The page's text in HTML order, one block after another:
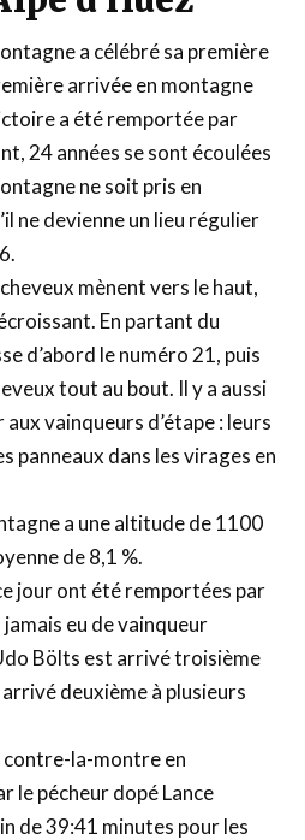
a célébré sa première
arrivée en montagne
a été remportée par
24 années se sont écoulées
ne soit pris en
ne devienne un lieu régulier
mènent vers le haut,
En partant du
d’abord le numéro 21, puis
tout au bout. Il y a aussi
vainqueurs d’étape : leurs
panneaux dans les virages en
a une altitude de 1100
de 8,1 %.
jour ont été remportées par
jamais eu de vainqueur
Bölts est arrivé troisième
deuxième à plusieurs
contre-la-montre en
le pécheur dopé Lance
de 39:41 minutes pour les